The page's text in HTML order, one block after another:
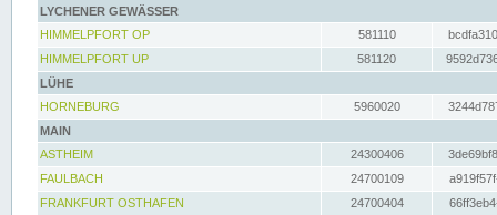
LYCHENER GEWÄSSER
HIMMELPFORT OP
581110
HIMMELPFORT UP
581120
LÜHE
HORNEBURG
5960020
MAIN
ASTHEIM
24300406
FAULBACH
24700109
FRANKFURT OSTHAFEN
24700404